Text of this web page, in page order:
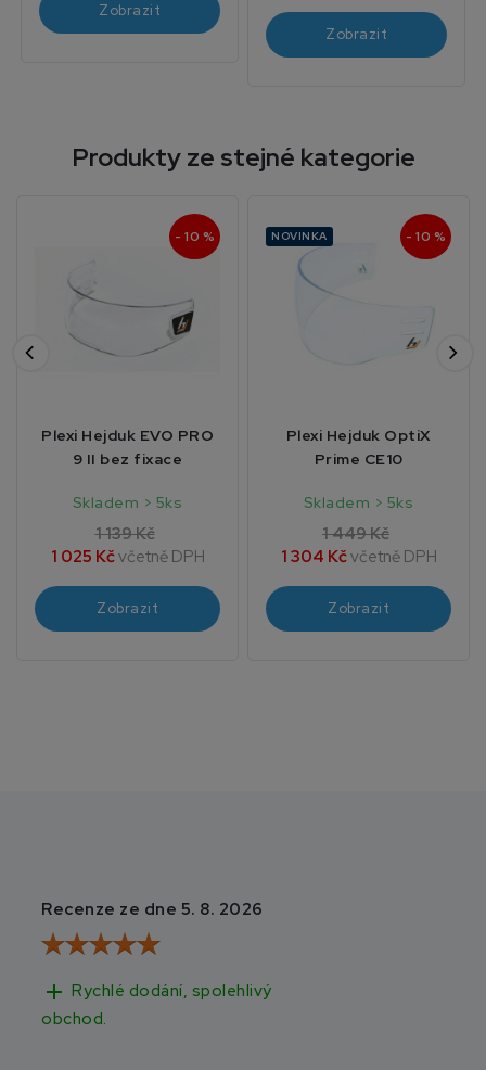
Zobrazit
Zobrazit
Produkty ze stejné kategorie
- 10 %
Plexi Hejduk EVO PRO
9 II bez fixace
Skladem > 5ks
1 139 Kč
1 025 Kčvčetně DPH
Zobrazit
NOVINKA - 10 %
Plexi Hejduk OptiX
Prime CE10
Skladem > 5ks
1 449 Kč
1 304 Kčvčetně DPH
Zobrazit
Recenze ze dne 5. 8. 2026
add Rychlé dodání, spolehlivý
obchod.